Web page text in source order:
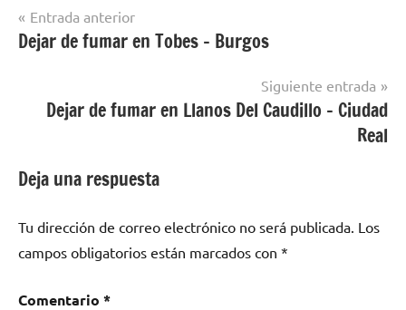
Dejar de
de Granada
Navegación
de
Entrada anterior
Dejar de fumar en Tobes – Burgos
Siguiente entrada
Dejar de fumar en Llanos Del Caudillo – Ciudad
Real
Deja una respuesta
Tu dirección de correo electrónico no será publicada. Los
campos obligatorios están marcados con *
Comentario *